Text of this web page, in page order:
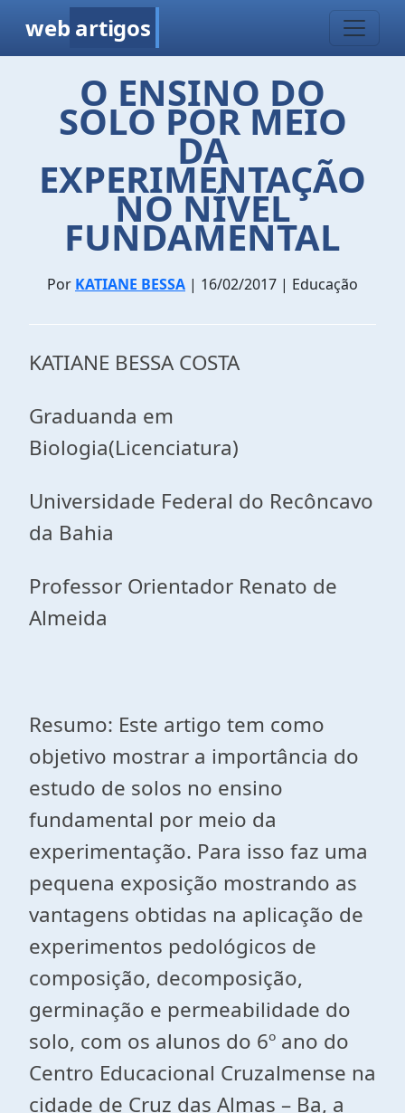
web artigos
O ENSINO DO
SOLO POR MEIO
DA
EXPERIMENTAÇÃO
NO NÍVEL
FUNDAMENTAL
Por KATIANE BESSA | 16/02/2017 | Educação
KATIANE BESSA COSTA
Graduanda em
Biologia(Licenciatura)
Universidade Federal do Recôncavo
da Bahia
Professor Orientador Renato de
Almeida
Resumo: Este artigo tem como
objetivo mostrar a importância do
estudo de solos no ensino
fundamental por meio da
experimentação. Para isso faz uma
pequena exposição mostrando as
vantagens obtidas na aplicação de
experimentos pedológicos de
composição, decomposição,
germinação e permeabilidade do
solo, com os alunos do 6º ano do
Centro Educacional Cruzalmense na
cidade de Cruz das Almas – Ba, a